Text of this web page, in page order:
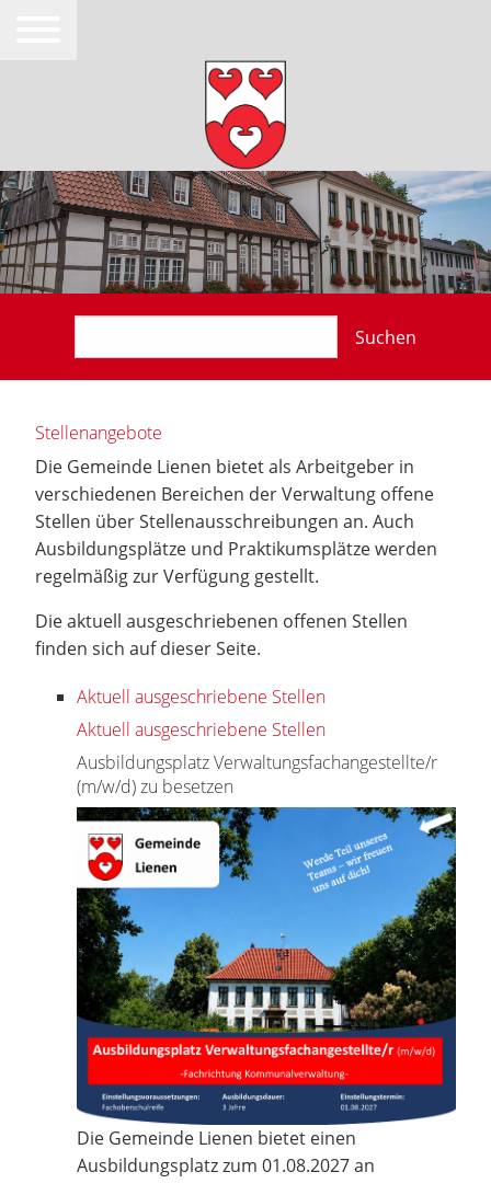
Suchen
Stellenangebote
Die Gemeinde Lienen bietet als Arbeitgeber in
verschiedenen Bereichen der Verwaltung offene
Stellen über Stellenausschreibungen an. Auch
Ausbildungsplätze und Praktikumsplätze werden
regelmäßig zur Verfügung gestellt.
Die aktuell ausgeschriebenen offenen Stellen
finden sich auf dieser Seite.
Aktuell ausgeschriebene Stellen
Aktuell ausgeschriebene Stellen
Ausbildungsplatz Verwaltungsfachangestellte/r
(m/w/d) zu besetzen
Die Gemeinde Lienen bietet einen
Ausbildungsplatz zum 01.08.2027 an